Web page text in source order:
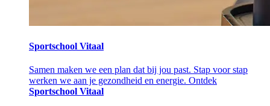
Sportschool Vitaal
Samen maken we een plan dat bij jou past. Stap voor stap
werken we aan je gezondheid en energie. Ontdek
Sportschool Vitaal